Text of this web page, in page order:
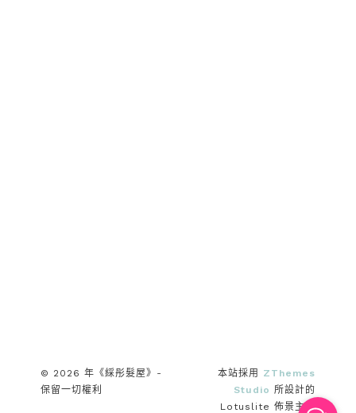
© 2026 年《綵彤髮屋》-
保留一切權利
本站採用 ZThemes
Studio 所設計的
Lotuslite 佈景主題